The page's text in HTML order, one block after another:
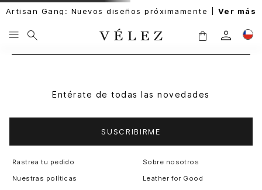
Artisan Gang: Nuevos diseños próximamente | Ver más
Entérate de todas las novedades
SUSCRIBIRME
Rastrea tu pedido
Nuestras políticas
Sobre nosotros
Leather for Good